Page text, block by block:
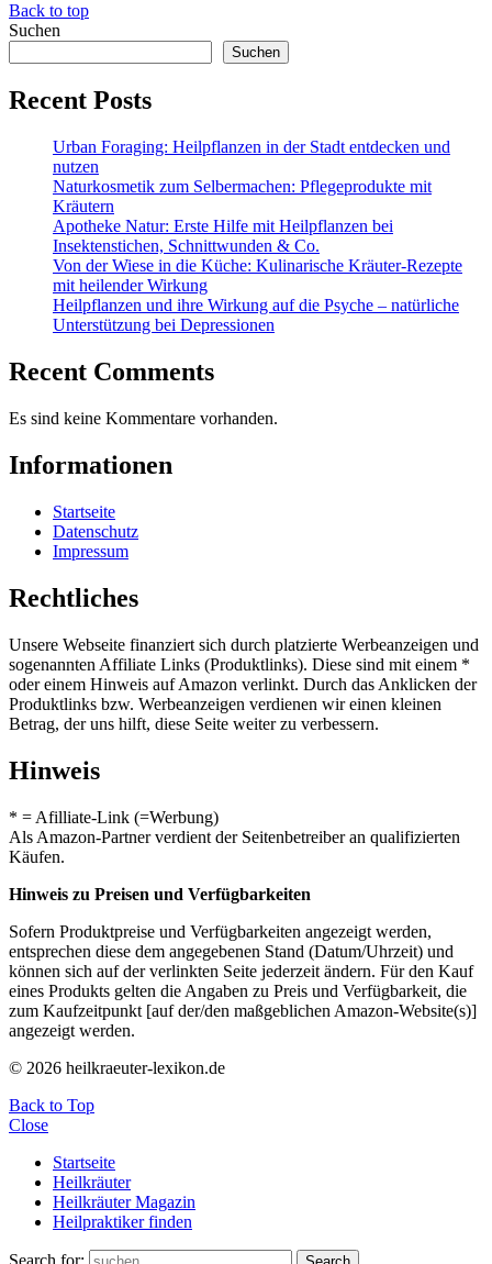
Back to top
Suchen
Suchen
Recent Posts
Urban Foraging: Heilpflanzen in der Stadt entdecken und
nutzen
Naturkosmetik zum Selbermachen: Pflegeprodukte mit
Kräutern
Apotheke Natur: Erste Hilfe mit Heilpflanzen bei
Insektenstichen, Schnittwunden & Co.
Von der Wiese in die Küche: Kulinarische Kräuter-Rezepte
mit heilender Wirkung
Heilpflanzen und ihre Wirkung auf die Psyche – natürliche
Unterstützung bei Depressionen
Recent Comments
Es sind keine Kommentare vorhanden.
Informationen
Startseite
Datenschutz
Impressum
Rechtliches
Unsere Webseite finanziert sich durch platzierte Werbeanzeigen und
sogenannten Affiliate Links (Produktlinks). Diese sind mit einem *
oder einem Hinweis auf Amazon verlinkt. Durch das Anklicken der
Produktlinks bzw. Werbeanzeigen verdienen wir einen kleinen
Betrag, der uns hilft, diese Seite weiter zu verbessern.
Hinweis
* = Afilliate-Link (=Werbung)
Als Amazon-Partner verdient der Seitenbetreiber an qualifizierten
Käufen.
Hinweis zu Preisen und Verfügbarkeiten
Sofern Produktpreise und Verfügbarkeiten angezeigt werden,
entsprechen diese dem angegebenen Stand (Datum/Uhrzeit) und
können sich auf der verlinkten Seite jederzeit ändern. Für den Kauf
eines Produkts gelten die Angaben zu Preis und Verfügbarkeit, die
zum Kaufzeitpunkt [auf der/den maßgeblichen Amazon-Website(s)]
angezeigt werden.
© 2026 heilkraeuter-lexikon.de
Back to Top
Close
Startseite
Heilkräuter
Heilkräuter Magazin
Heilpraktiker finden
Search for: Search